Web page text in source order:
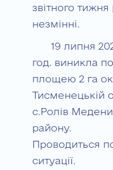
звітного
незмінні.
19 липня
год. виникла
площею 2 га
Тисменецькій
с.Ролів
району.
Проводиться
ситуації.